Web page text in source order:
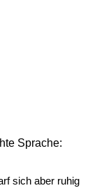
Sprache:
sich aber ruhig